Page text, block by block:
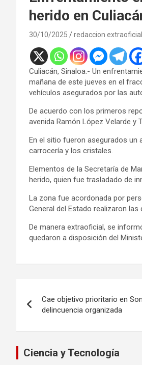
herido en
30/10/2025 redaccion extraoficial
Culiacán, Sinaloa.- Un
mañana de este jueves en el
vehículos asegurados por las
De acuerdo con los primeros
avenida Ramón López Velarde y
En el sitio fueron asegurados un
carrocería y los cristales.
Elementos de la Secretaría de
herido, quien fue trasladado de
La zona fue acordonada por
General del Estado realizaron
De manera extraoficial, se
quedaron a disposición del
de
entradas
Cae objetivo prioritario en
delincuencia organizada
Ciencia y Tecnología